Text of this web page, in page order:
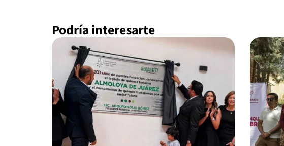
Podría interesarte